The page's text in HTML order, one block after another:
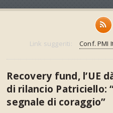
Link suggeriti: Conf. PMI
Recovery fund, l’UE
di rilancio Patriciello:
segnale di coraggio”